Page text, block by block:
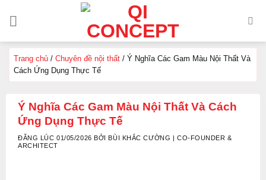
dung
Trang chủ / Chuyên đề nội thất / Ý Nghĩa Các Gam Màu Nội Thất Và
Cách Ứng Dụng Thực Tế
Ý Nghĩa Các Gam Màu Nội Thất Và Cách
Ứng Dụng Thực Tế
ĐĂNG LÚC 01/05/2026 BỞI BÙI KHẮC CƯỜNG | CO-FOUNDER &
ARCHITECT